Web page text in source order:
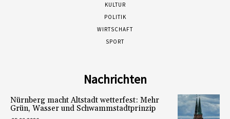
KULTUR
POLITIK
WIRTSCHAFT
SPORT
Nachrichten
Nürnberg macht Altstadt wetterfest: Mehr
Grün, Wasser und Schwammstadtprinzip